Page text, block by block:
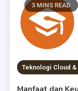
3 MINS READ
Teknologi Cloud